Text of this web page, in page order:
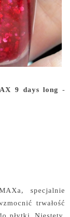
9 days long -
specjalnie
trwałość
płytki. Niestety,